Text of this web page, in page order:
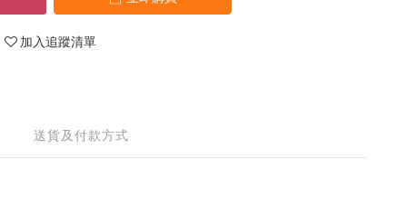
加入追蹤清單
送貨及付款方式